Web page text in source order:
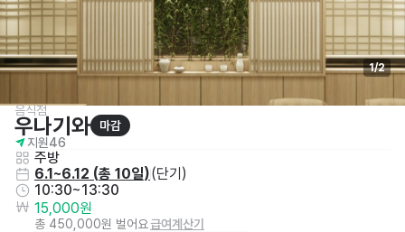
1/2
음식점
우나기와
마감
지원46
주방
6.1~6.12 (총 10일)(단기 )
10:30~13:30
15,000원
총 450,000원 벌어요급여계산기